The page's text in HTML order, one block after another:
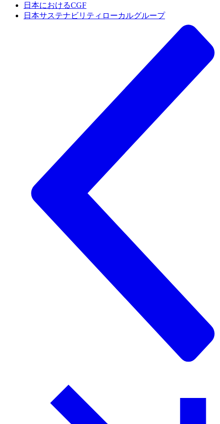
日本におけるCGF
日本サステナビリティローカルグループ